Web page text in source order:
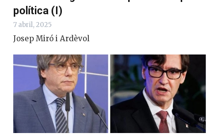
Diagnòstic polític de la societat
catalana segons les enquestes
7 abril, 2025
Josep Miró i Ardèvol